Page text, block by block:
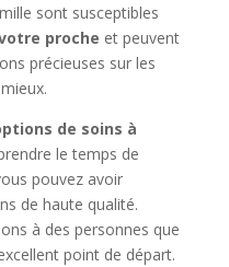
sont susceptibles
proche et peuvent
précieuses sur les
de soins à
le temps de
pouvez avoir
de haute qualité.
à des personnes que
point de départ.